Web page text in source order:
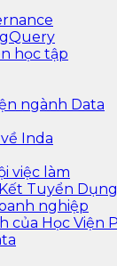
học tập
ngành Data
Inda
việc làm
Tuyển Dụng
nghiệp
của Học Viện